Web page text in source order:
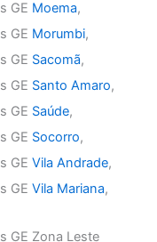
GE Moema,
GE Morumbi,
GE Sacomã,
GE Santo Amaro,
GE Saúde,
GE Socorro,
GEVila Andrade,
GEVila Mariana,
GE Zona Leste